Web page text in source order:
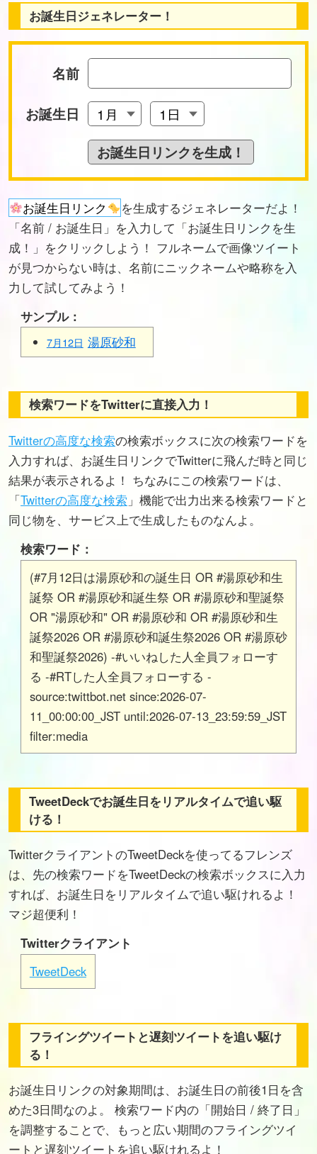
お誕生日ジェネレーター！
名前
お誕生日
お誕生日リンク
を生成するジェネレーターだよ！
「名前 / お誕生日」を入力して「お誕生日リンクを生
成！」をクリックしよう！ フルネームで画像ツイート
が見つからない時は、名前にニックネームや略称を入
力して試してみよう！
サンプル：
7月12日 湯原砂和
検索ワードをTwitterに直接入力！
Twitterの高度な検索の検索ボックスに次の検索ワードを
入力すれば、お誕生日リンクでTwitterに飛んだ時と同じ
結果が表示されるよ！ ちなみにこの検索ワードは、
「Twitterの高度な検索 」機能で出力出来る検索ワードと
同じ物を、サービス上で生成したものなんよ。
検索ワード：
(#7月12日は湯原砂和の誕生日 OR #湯原砂和生
誕祭 OR #湯原砂和誕生祭 OR #湯原砂和聖誕祭
OR "湯原砂和" OR #湯原砂和 OR #湯原砂和生
誕祭2026 OR #湯原砂和誕生祭2026 OR #湯原砂
和聖誕祭2026) -#いいねした人全員フォローす
る -#RTした人全員フォローする -
source:twittbot.net since:2026-07-
11_00:00:00_JST until:2026-07-13_23:59:59_JST
filter:media
TweetDeckでお誕生日をリアルタイムで追い駆
ける！
TwitterクライアントのTweetDeckを使ってるフレンズ
は、先の検索ワードをTweetDeckの検索ボックスに入力
すれば、お誕生日をリアルタイムで追い駆けれるよ！
マジ超便利！
Twitterクライアント
TweetDeck
フライングツイートと遅刻ツイートを追い駆け
る！
お誕生日リンクの対象期間は、お誕生日の前後1日を含
めた3日間なのよ。 検索ワード内の「開始日 / 終了日」
を調整することで、もっと広い期間のフライングツイ
ートと遅刻ツイートを追い駆けれるよ！